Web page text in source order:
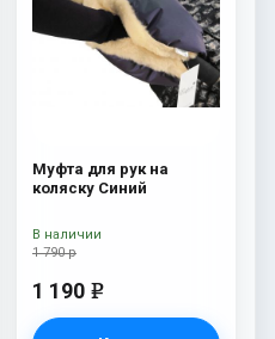
Муфта для рук на
коляску Синий
1 790 р
1 190 e
В наличии